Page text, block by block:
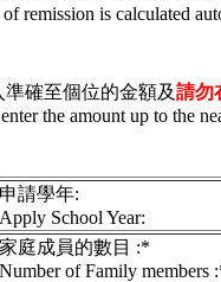
remission is calculated
準確至個位的金額及請勿
the amount up to the
申請學年:
Apply School Year:
家庭成員的數目 :*
Number of Family members